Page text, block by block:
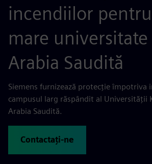
incendiilor
mare
Arabia Saudită
Siemens furnizează protecție împotriva
campusul larg răspândit al Universității
Arabia Saudită.
Contactați-ne